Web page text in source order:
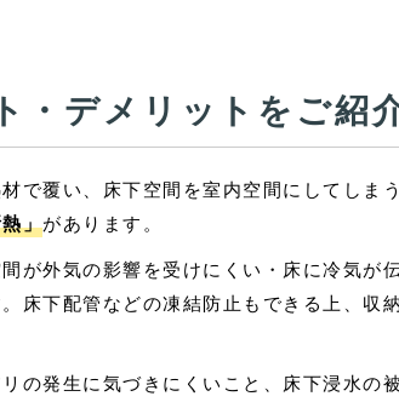
・デメリットをご紹
で覆い、床下空間を室内空間にしてしまう
」があります。
が外気の影響を受けにくい・床に冷気が
床下配管などの凍結防止もできる上、収
の発生に気づきにくいこと、床下浸水の